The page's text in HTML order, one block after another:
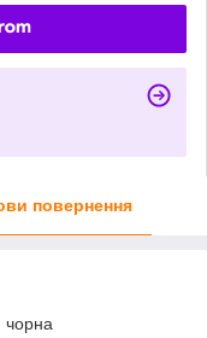
повернення
чорна